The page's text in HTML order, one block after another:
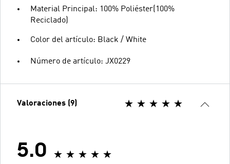
Material Principal: 100% Poliéster(100%
Reciclado)
Color del artículo: Black / White
Número de artículo: JX0229
Valoraciones (9)
5.0